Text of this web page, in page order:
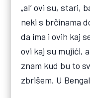
„al’ ovi su, stari,
neki s brčinama
da ima i ovih kaj
ovi kaj su mujići,
znam kud bu to
zbrišem. U